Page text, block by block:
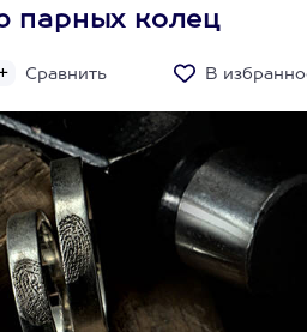
парных колец
Сравнить В